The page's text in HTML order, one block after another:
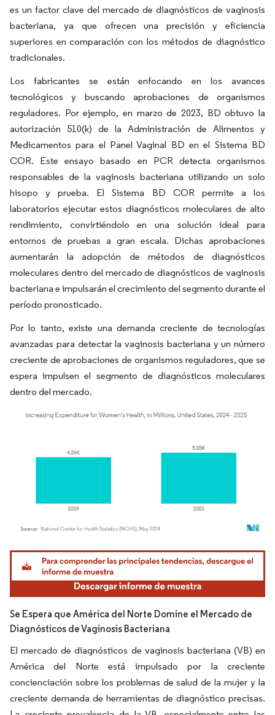
es un factor clave del mercado de diagnósticos de vaginosis
bacteriana, ya que ofrecen una precisión y eficiencia
superiores en comparación con los métodos de diagnóstico
tradicionales.
Los fabricantes se están enfocando en los avances
tecnológicos y buscando aprobaciones de organismos
reguladores. Por ejemplo, en marzo de 2023, BD obtuvo la
autorización 510(k) de la Administración de Alimentos y
Medicamentos para el Panel Vaginal BD en el Sistema BD
COR. Este ensayo basado en PCR detecta organismos
responsables de la vaginosis bacteriana utilizando un solo
hisopo y prueba. El Sistema BD COR permite a los
laboratorios ejecutar estos diagnósticos moleculares de alto
rendimiento, convirtiéndolo en una solución ideal para
entornos de pruebas a gran escala. Dichas aprobaciones
aumentarán la adopción de métodos de diagnósticos
moleculares dentro del mercado de diagnósticos de vaginosis
bacteriana e impulsarán el crecimiento del segmento durante el
período pronosticado.
Por lo tanto, existe una demanda creciente de tecnologías
avanzadas para detectar la vaginosis bacteriana y un número
creciente de aprobaciones de organismos reguladores, que se
espera impulsen el segmento de diagnósticos moleculares
dentro del mercado.
Imagen © Mordor Intelligence. El uso requiere atribución según CC BY 4.0.
Se Espera que América del Norte Domine el Mercado de
Diagnósticos de Vaginosis Bacteriana
El mercado de diagnósticos de vaginosis bacteriana (VB) en
América del Norte está impulsado por la creciente
concienciación sobre los problemas de salud de la mujer y la
creciente demanda de herramientas de diagnóstico precisas.